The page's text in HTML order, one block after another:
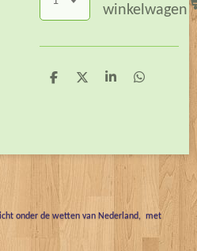
winkelwagen
D
D
S
D
onder de wetten van Nederland, met